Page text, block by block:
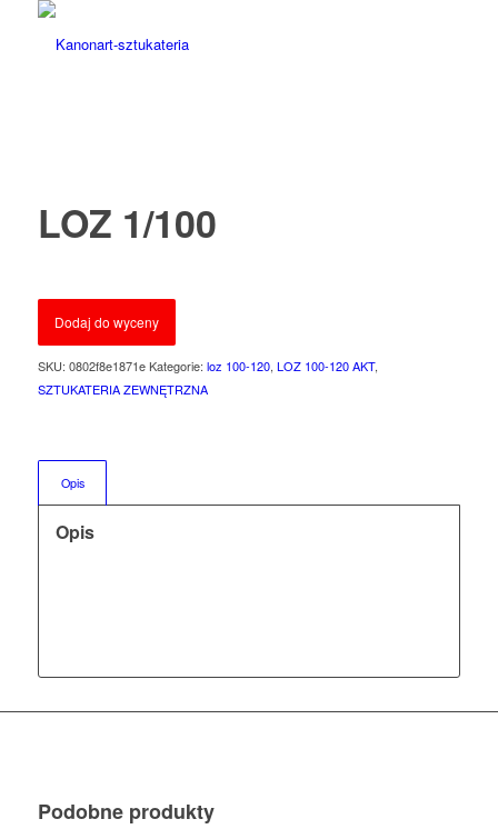
LOZ 1/100
Dodaj do wyceny
SKU: 0802f8e1871e Kategorie: loz 100-120, LOZ 100-120 AKT,
SZTUKATERIA ZEWNĘTRZNA
Opis
Opis
Podobne produkty